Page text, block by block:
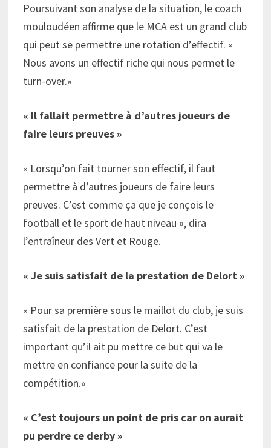
Poursuivant son analyse de la situation, le coach
mouloudéen affirme que le MCA est un grand club
qui peut se permettre une rotation d’effectif. «
Nous avons un effectif riche qui nous permet le
turn-over.»
« Il fallait permettre à d’autres joueurs de
faire leurs preuves »
« Lorsqu’on fait tourner son effectif, il faut
permettre à d’autres joueurs de faire leurs
preuves. C’est comme ça que je conçois le
football et le sport de haut niveau », dira
l’entraîneur des Vert et Rouge.
« Je suis satisfait de la prestation de Delort »
« Pour sa première sous le maillot du club, je suis
satisfait de la prestation de Delort. C’est
important qu’il ait pu mettre ce but qui va le
mettre en confiance pour la suite de la
compétition.»
« C’est toujours un point de pris car on aurait
pu perdre ce derby »